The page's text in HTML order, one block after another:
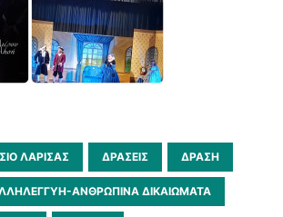
ΛΆΡΙΣΑΣ ΔΡΆΣΕΙΣ ΔΡΑΣΗ
ΑΝΘΡΩΠΙΝΑ ΔΙΚΑΙΩΜΑΤΑ